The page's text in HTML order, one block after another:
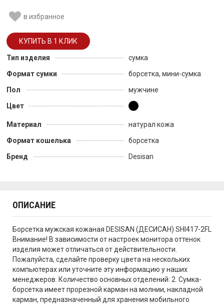
в избранное
Тип изделия
сумка
Формат сумки
борсетка, мини-сумка
Пол
мужчине
Цвет
Материал
натурал кожа
Формат кошелька
борсетка
Бренд
Desisan
ОПИСАНИЕ
Борсетка мужская кожаная DESISAN (ДЕСИСАН) SHI417-2FL
Внимание! В зависимости от настроек монитора оттенок
изделия может отличаться от действительности.
Пожалуйста, сделайте проверку цвета на нескольких
компьютерах или уточните эту информацию у наших
менеджеров. Количество основных отделений: 2. Сумка-
борсетка имеет прорезной карман на молнии, накладной
карман, предназначенный для хранения мобильного